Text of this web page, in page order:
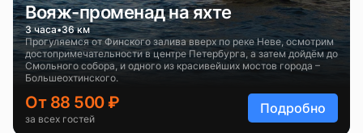
Вояж-променад на яхте
3 часа 36 км
Прогуляемся от Финского залива вверх по реке Неве, осмотрим
достопримечательности в центре Петербурга, а затем дойдём до
Смольного собора, и одного из красивейших мостов города –
Большеохтинского.
От 88 500 ₽
за всех гостей
Подробно